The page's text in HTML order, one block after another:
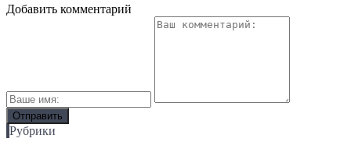
Добавить комментарий
Рубрики